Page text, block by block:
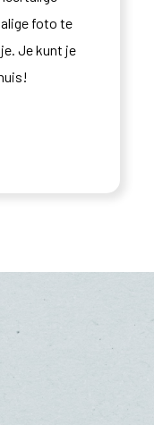
foto te
Je kunt je